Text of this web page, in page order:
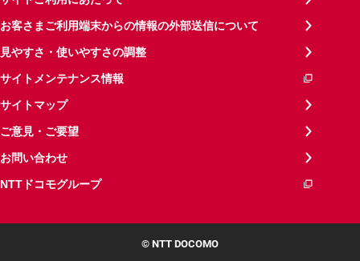
お客さまご利用端末からの情報の外部送信について
見やすさ・使いやすさの調整
サイトメンテナンス情報
サイトマップ
ご意見・ご要望
お問い合わせ
NTTドコモグループ
© NTT DOCOMO